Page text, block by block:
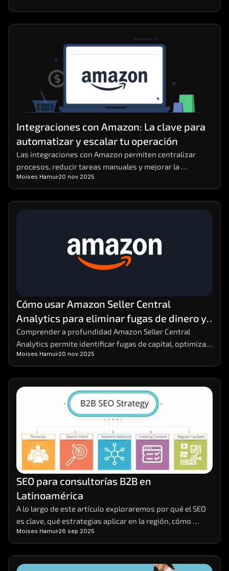
Integraciones con Amazon: La clave para
automatizar y escalar tu operación
Las integraciones con Amazon permiten centralizar
procesos, reducir tareas manuales y mejorar la
eficiencia operativa en negocios digitales.
Moises Hamui 20 nov 2025
Cómo usar Amazon Seller Central
Analytics para eliminar fugas de dinero y
aumentar la rentabilidad
Comprender a profundidad Amazon Seller Central
Analytics permite identificar fugas de capital, optimizar
decisiones y reforzar estrategias comerciales. Dominar
estos datos facilita anticipar variaciones en la demanda
y mejorar márgenes sin aumentar costos. Para análisis
comparativos avanzados, herramientas como MHA
Intelligence complementan la información con una
visión más precisa del rendimiento.
Moises Hamui 20 nov 2025
SEO para consultorías B2B en
Latinoamérica
A lo largo de este artículo exploraremos por qué el SEO
es clave, qué estrategias aplicar en la región, cómo
segmentar el mercado de manera efectiva y cómo medir
resultados de forma realista.
Moises Hamui 26 sep 2025